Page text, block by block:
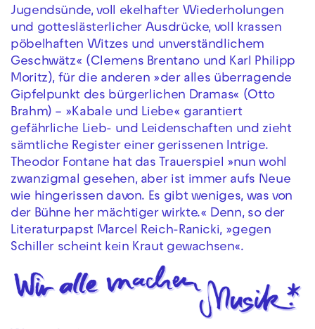
Jugendsünde, voll ekelhafter Wiederholungen
und gotteslästerlicher Ausdrücke, voll krassen
pöbelhaften Witzes und unverständlichem
Geschwätz« (Clemens Brentano und Karl Philipp
Moritz), für die anderen »der alles überragende
Gipfelpunkt des bürgerlichen Dramas« (Otto
Brahm) – »Kabale und Liebe« garantiert
gefährliche Lieb- und Leidenschaften und zieht
sämtliche Register einer gerissenen Intrige.
Theodor Fontane hat das Trauerspiel »nun wohl
zwanzigmal gesehen, aber ist immer aufs Neue
wie hingerissen davon. Es gibt weniges, was von
der Bühne her mächtiger wirkte.« Denn, so der
Literaturpapst Marcel Reich-Ranicki, »gegen
Schiller scheint kein Kraut gewachsen«.